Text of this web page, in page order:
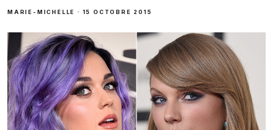
MARIE-MICHELLE · 15 OCTOBRE 2015